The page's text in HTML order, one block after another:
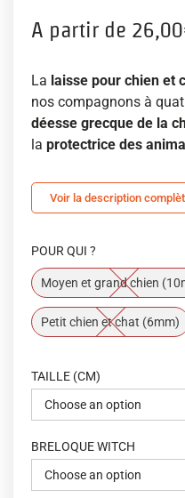
A partir de 26,00
La laisse pour chien et
nos compagnons à
déesse grecque de la
la protectrice des
Voir la description
POUR QUI ?
Moyen et grand chien
Petit chien et chat (6mm)
TAILLE (CM)
BRELOQUE WITCH